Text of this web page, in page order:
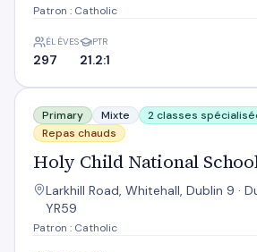
Patron : Catholic
ÉLÈVES
297
PTR
21.2:1
Holy Child National School
Primary Mixte
2 classes
Repas chauds
Holy Child National
Larkhill Road, Whitehall, Dublin 9 ·
YR59
Patron : Catholic